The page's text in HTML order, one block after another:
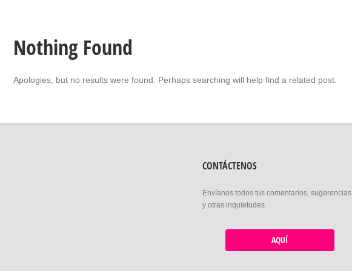
Nothing Found
Apologies, but no results were found. Perhaps searching will help find a related post.
CONTÁCTENOS
Envíanos todos tus comentarios, sugerencias
y otras inquietudes
AQUÍ